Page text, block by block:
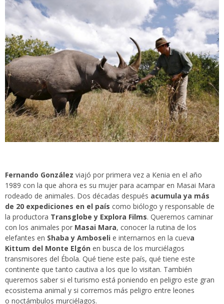
Fernando González viajó por primera vez a Kenia en el año
1989 con la que ahora es su mujer para acampar en Masai Mara
rodeado de animales. Dos décadas después acumula ya más
de 20 expediciones en el país como biólogo y responsable de
la productora Transglobey Explora Films. Queremos caminar
con los animales por Masai Mara, conocer la rutina de los
elefantes en Shaba y Amboseli e internarnos en la cueva
Kittum del Monte Elgón en busca de los murciélagos
transmisores del Ébola. Qué tiene este país, qué tiene este
continente que tanto cautiva a los que lo visitan. También
queremos saber si el turismo está poniendo en peligro este gran
ecosistema animal y si corremos más peligro entre leones
o noctámbulos murciélagos.